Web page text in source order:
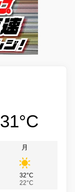
31°C
月
32°C
22°C